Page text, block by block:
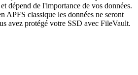
dépend de l'importance de vos données.
APFS classique les données ne seront
avez protégé votre SSD avec FileVault.